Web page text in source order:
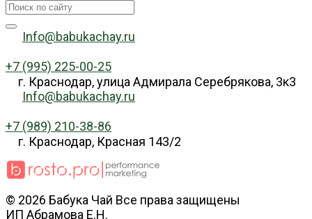
Info@babukachay.ru
+7 (995) 225-00-25
г. Краснодар, улица Адмирала Серебрякова, 3к3
Info@babukachay.ru
+7 (989) 210-38-86
г. Краснодар, Красная 143/2
© 2026 Бабука Чай Все права защищены
ИП Абрамова Е.Н.